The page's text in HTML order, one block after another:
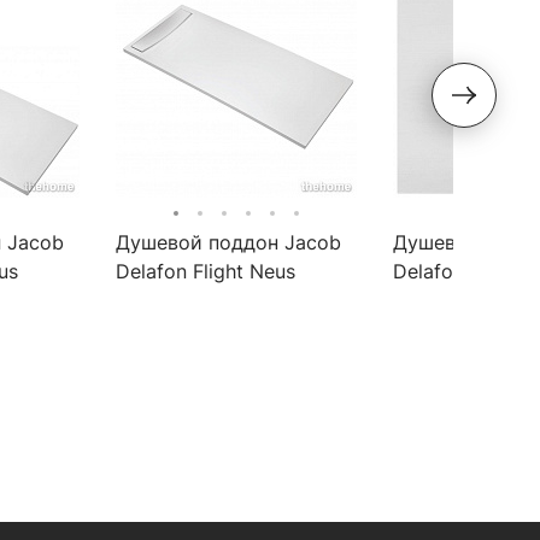
Jacob
Душевой поддон Jacob
Delafon Flight Neus
Душевой
Delafon Flight